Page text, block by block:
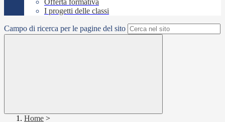
Offerta formativa
I progetti delle classi
Campo di ricerca per le pagine del sito
Home >